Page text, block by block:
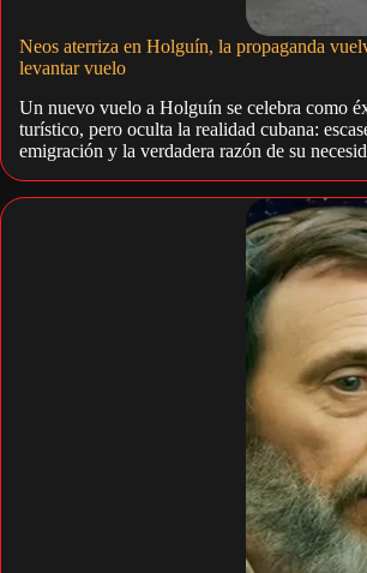
Neos aterriza en Holguín, la propaganda
levantar vuelo
Un nuevo vuelo a Holguín se celebra como
turístico, pero oculta la realidad cubana:
emigración y la verdadera razón de su